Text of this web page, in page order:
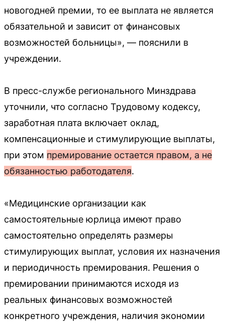
новогодней премии, то ее выплата не является
обязательной и зависит от финансовых
возможностей больницы», — пояснили в
учреждении.
В пресс-службе регионального Минздрава
уточнили, что согласно Трудовому кодексу,
заработная плата включает оклад,
компенсационные и стимулирующие выплаты,
при этом премирование остается правом, а не
обязанностью работодателя.
«Медицинские организации как
самостоятельные юрлица имеют право
самостоятельно определять размеры
стимулирующих выплат, условия их назначения
и периодичность премирования. Решения о
премировании принимаются исходя из
реальных финансовых возможностей
конкретного учреждения, наличия экономии